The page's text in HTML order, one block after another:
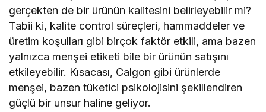
gerçekten de bir ürünün kalitesini belirleyebilir mi?
Tabii ki, kalite control süreçleri, hammaddeler ve
üretim koşulları gibi birçok faktör etkili, ama bazen
yalnızca menşei etiketi bile bir ürünün satışını
etkileyebilir. Kısacası, Calgon gibi ürünlerde
menşei, bazen tüketici psikolojisini şekillendiren
güçlü bir unsur haline geliyor.